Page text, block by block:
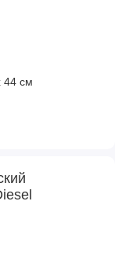
44 см
вносить
свойств.